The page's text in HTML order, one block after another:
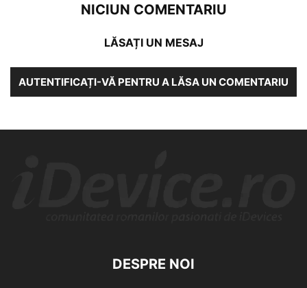
NICIUN COMENTARIU
LĂSAȚI UN MESAJ
AUTENTIFICAȚI-VĂ PENTRU A LĂSA UN COMENTARIU
DESPRE NOI